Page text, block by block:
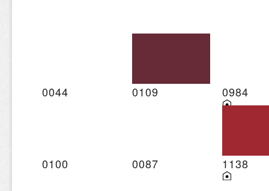
0044 0109 0984
0100 0087 1138